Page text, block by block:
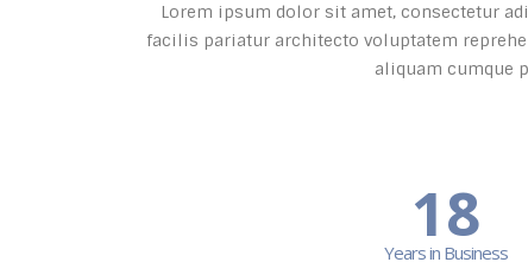
Lorem ipsum dolor sit amet, consectetur
facilis pariatur architecto voluptatem
aliquam cumque
18
Years in Business